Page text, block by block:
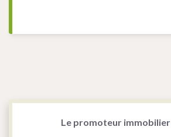
Le promoteur immobilier